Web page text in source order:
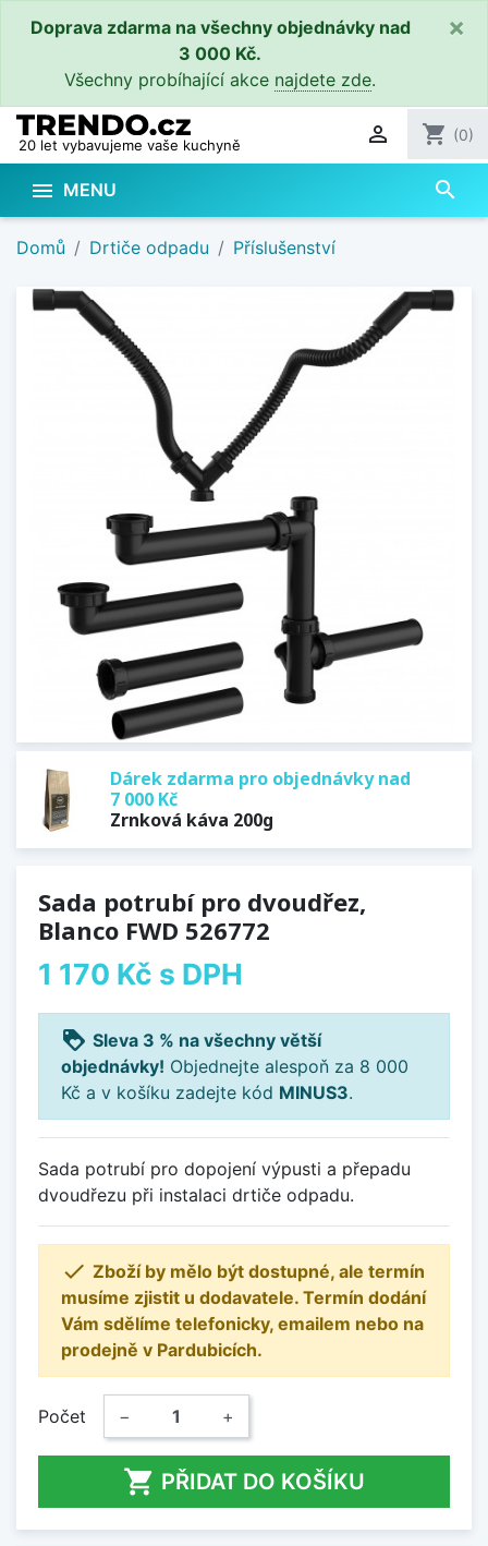
Doprava zdarma na všechny objednávky nad
3 000 Kč.
Všechny probíhající akce najdete zde.
×
20 let vybavujeme vaše kuchyně  shopping_cart (0)
 MENU search
Domů Drtiče odpadu Příslušenství
Dárek zdarma pro objednávky nad
7 000 Kč
Zrnková káva 200g
Sada potrubí pro dvoudřez,
Blanco FWD 526772
1 170 Kč s DPH
loyalty Sleva 3 % na všechny větší
objednávky! Objednejte alespoň za 8 000
Kč a v košíku zadejte kód MINUS3.
Sada potrubí pro dopojení výpusti a přepadu
dvoudřezu při instalaci drtiče odpadu.
 Zboží by mělo být dostupné, ale termín
musíme zjistit u dodavatele. Termín dodání
Vám sdělíme telefonicky, emailem nebo na
prodejně v Pardubicích.
Počet − +
 PŘIDAT DO KOŠÍKU